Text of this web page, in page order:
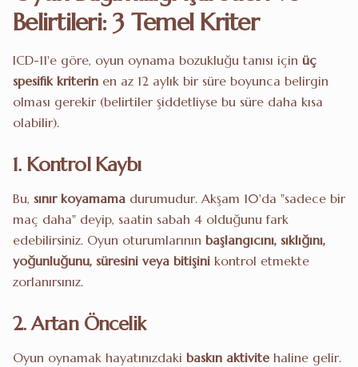
Belirtileri: 3 Temel Kriter
ICD-11'e göre, oyun oynama bozukluğu tanısı için üç
spesifik kriterin en az 12 aylık bir süre boyunca belirgin
olması gerekir (belirtiler şiddetliyse bu süre daha kısa
olabilir).
1. Kontrol Kaybı
Bu, sınır koyamama durumudur. Akşam 10'da "sadece bir
maç daha" deyip, saatin sabah 4 olduğunu fark
edebilirsiniz. Oyun oturumlarının başlangıcını, sıklığını,
yoğunluğunu, süresini veya bitişini kontrol etmekte
zorlanırsınız.
2. Artan Öncelik
Oyun oynamak hayatınızdaki baskın aktivite haline gelir.